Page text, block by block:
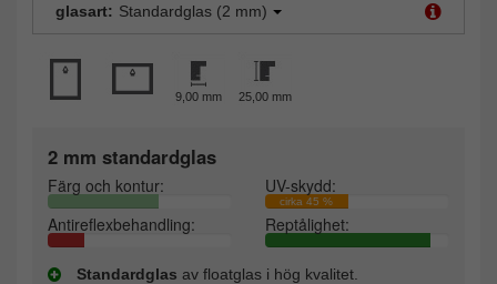
glasart: Standardglas (2 mm)
9,00 mm 25,00 mm
2 mm standardglas
Färg och kontur: UV-skydd:
cirka 45 %
Antireflexbehandling: Reptålighet:
Standardglas av floatglas i hög kvalitet.